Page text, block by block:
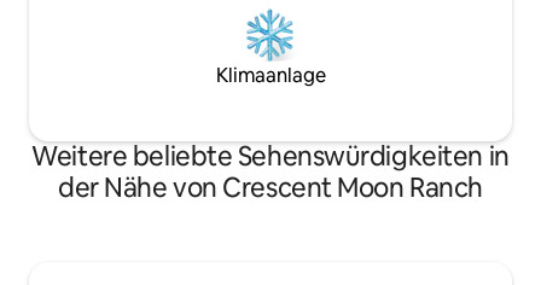
Klimaanlage
Weitere beliebte Sehenswürdigkeiten in
der Nähe von Crescent Moon Ranch